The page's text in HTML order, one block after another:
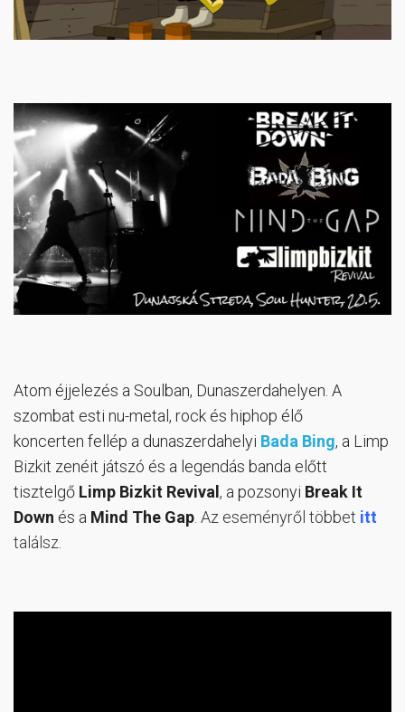
Atom éjjelezés a Soulban, Dunaszerdahelyen. A
szombat esti nu-metal, rock és hiphop élő
koncerten fellép a dunaszerdahelyi Bada Bing, a Limp
Bizkit zenéit játszó és a legendás banda előtt
tisztelgő Limp Bizkit Revival , a pozsonyi Break It
Down és a Mind The Gap Az eseményről többet itt
találsz.